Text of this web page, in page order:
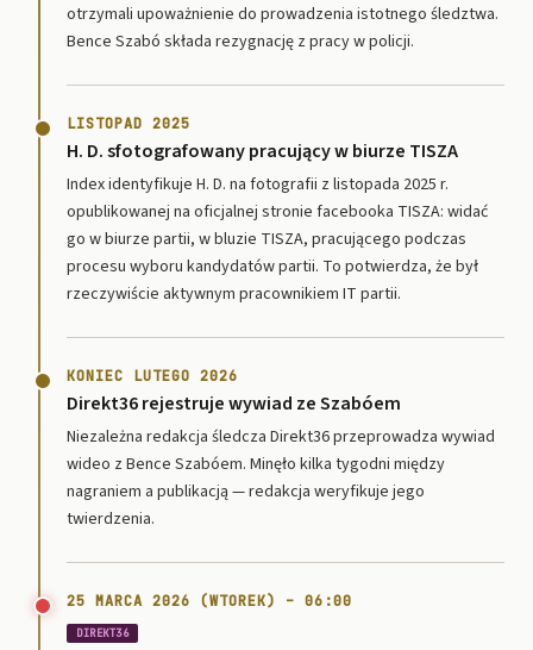
otrzymali upoważnienie do prowadzenia istotnego śledztwa.
Bence Szabó składa rezygnację z pracy w policji.
LISTOPAD 2025
H. D. sfotografowany pracujący w biurze TISZA
Index identyfikuje H. D. na fotografii z listopada 2025 r.
opublikowanej na oficjalnej stronie facebooka TISZA: widać
go w biurze partii, w bluzie TISZA, pracującego podczas
procesu wyboru kandydatów partii. To potwierdza, że był
rzeczywiście aktywnym pracownikiem IT partii.
KONIEC LUTEGO 2026
Direkt36 rejestruje wywiad ze Szabóem
Niezależna redakcja śledcza Direkt36 przeprowadza wywiad
wideo z Bence Szabóem. Minęło kilka tygodni między
nagraniem a publikacją — redakcja weryfikuje jego
twierdzenia.
25 MARCA 2026 (WTOREK) – 06:00
DIREKT36